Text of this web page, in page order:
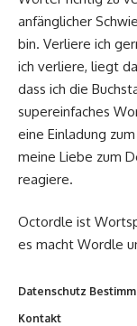
anfänglicher
bin. Verliere ich
ich verliere, liegt
dass ich die
supereinfaches
eine Einladung
meine Liebe zum
reagiere.
Octordle ist
es macht Wordle
Datenschutz
Kontakt